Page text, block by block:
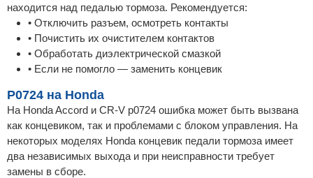
находится над педалью тормоза. Рекомендуется:
• Отключить разъем, осмотреть контакты
• Почистить их очистителем контактов
• Обработать диэлектрической смазкой
• Если не помогло — заменить концевик
P0724 на Honda
На Honda Accord и CR-V p0724 ошибка может быть вызвана
как концевиком, так и проблемами с блоком управления. На
некоторых моделях Honda концевик педали тормоза имеет
два независимых выхода и при неисправности требует
замены в сборе.